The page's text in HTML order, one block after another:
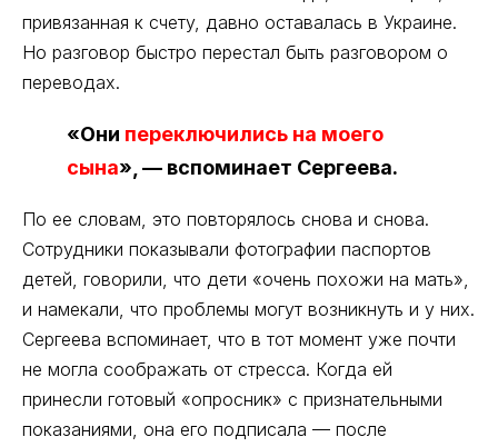
привязанная к счету, давно оставалась в Украине.
Но разговор быстро перестал быть разговором о
переводах.
«Они переключились на моего
сына», — вспоминает Сергеева.
По ее словам, это повторялось снова и снова.
Сотрудники показывали фотографии паспортов
детей, говорили, что дети «очень похожи на мать»,
и намекали, что проблемы могут возникнуть и у них.
Сергеева вспоминает, что в тот момент уже почти
не могла соображать от стресса. Когда ей
принесли готовый «опросник» с признательными
показаниями, она его подписала — после